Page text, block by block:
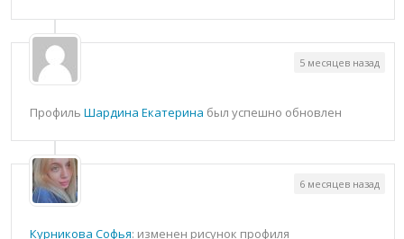
Профиль Шардина Екатерина был успешно обновлен
5 месяцев назад
Курникова Софья: изменен рисунок профиля
6 месяцев назад